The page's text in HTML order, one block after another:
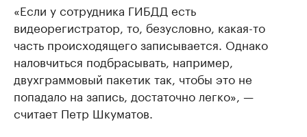
«Если у сотрудника ГИБДД есть
видеорегистратор, то, безусловно, какая-то
часть происходящего записывается. Однако
наловчиться подбрасывать, например,
двухграммовый пакетик так, чтобы это не
попадало на запись, достаточно легко», —
считает Петр Шкуматов.